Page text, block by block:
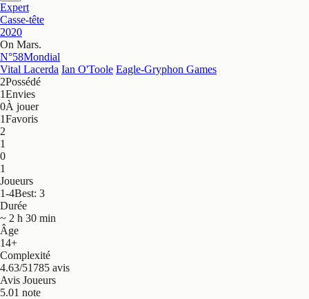
Expert
Casse-tête
2020
On Mars.
N°58Mondial
Vital Lacerda Ian O'Toole Eagle-Gryphon Games
2Possédé
1Envies
0À jouer
1Favoris
2
1
0
1
Joueurs
1-4Best: 3
Durée
~ 2 h 30 min
Âge
14+
Complexité
4.63/51785 avis
Avis Joueurs
5.01 note